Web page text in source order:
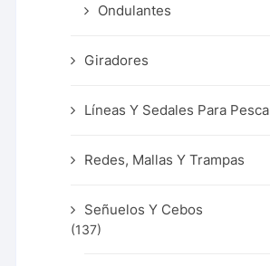
Ondulantes
Giradores
Líneas Y Sedales Para Pesca
Redes, Mallas Y Trampas
Señuelos Y Cebos
(137)